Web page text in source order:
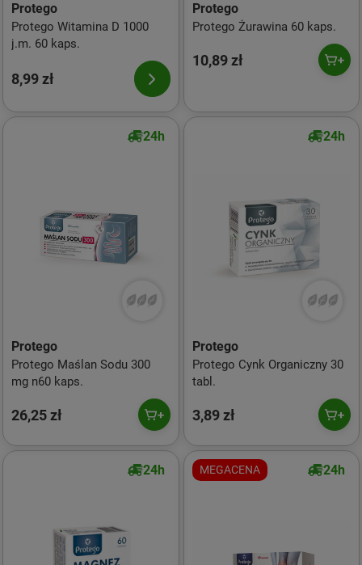
Protego
Protego Witamina D 1000
j.m. 60 kaps.
8,99 zł
Protego
Protego Żurawina 60 kaps.
10,89 zł
24h
Protego
Protego Maślan Sodu 300
mg n60 kaps.
26,25 zł
24h
Protego
Protego Cynk Organiczny 30
tabl.
3,89 zł
24h MEGACENA 24h